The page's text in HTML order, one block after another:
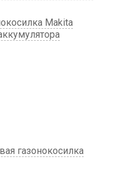
Makita
газонокосилка